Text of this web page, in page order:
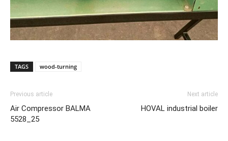
TAGS wood-turning
Previous article
Air Compressor BALMA
5528_25
Next article
HOVAL industrial boiler